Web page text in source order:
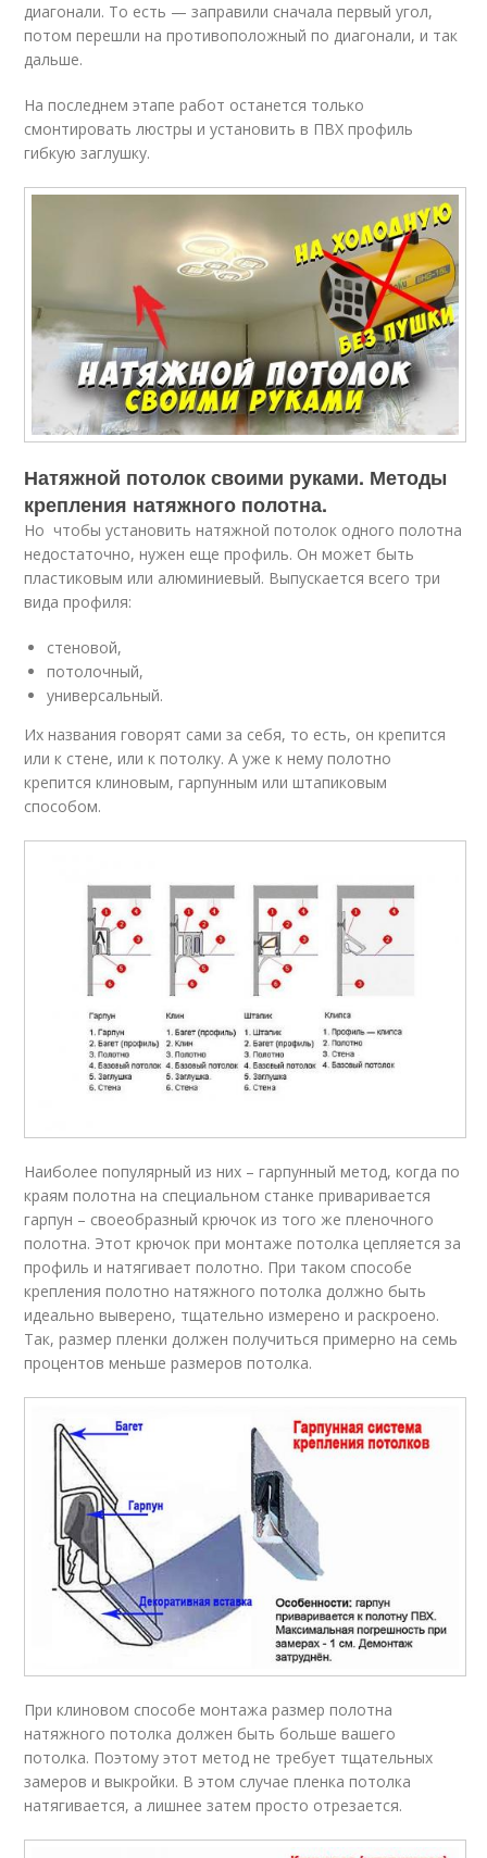
диагонали. То есть — заправили сначала первый угол,
потом перешли на противоположный по диагонали, и так
дальше.
На последнем этапе работ останется только
смонтировать люстры и установить в ПВХ профиль
гибкую заглушку.
Натяжной потолок своими руками. Методы
крепления натяжного полотна.
Но чтобы установить натяжной потолок одного полотна
недостаточно, нужен еще профиль. Он может быть
пластиковым или алюминиевый. Выпускается всего три
вида профиля:
стеновой,
потолочный,
универсальный.
Их названия говорят сами за себя, то есть, он крепится
или к стене, или к потолку. А уже к нему полотно
крепится клиновым, гарпунным или штапиковым
способом.
Наиболее популярный из них – гарпунный метод, когда по
краям полотна на специальном станке приваривается
гарпун – своеобразный крючок из того же пленочного
полотна. Этот крючок при монтаже потолка цепляется за
профиль и натягивает полотно. При таком способе
крепления полотно натяжного потолка должно быть
идеально выверено, тщательно измерено и раскроено.
Так, размер пленки должен получиться примерно на семь
процентов меньше размеров потолка.
При клиновом способе монтажа размер полотна
натяжного потолка должен быть больше вашего
потолка. Поэтому этот метод не требует тщательных
замеров и выкройки. В этом случае пленка потолка
натягивается, а лишнее затем просто отрезается.